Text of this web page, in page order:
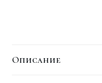
Описание